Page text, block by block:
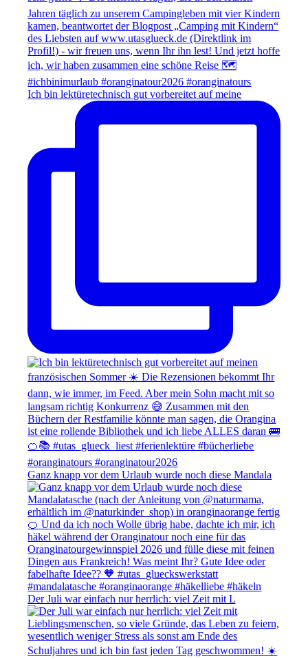
Ich bin lektüretechnisch gut vorbereitet auf meine
Ganz knapp vor dem Urlaub wurde noch diese Mandala
Der Juli war einfach nur herrlich: viel Zeit mit L